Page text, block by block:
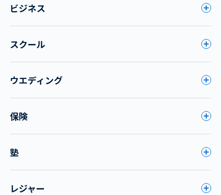
ビジネス
スクール
ウエディング
保険
塾
レジャー